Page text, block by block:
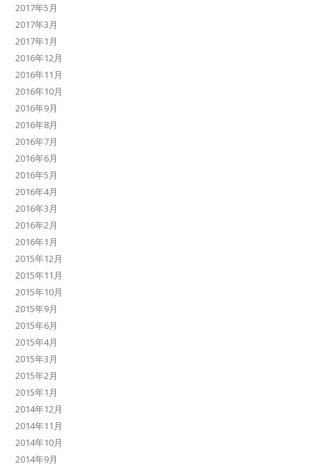
2017年5月
2017年3月
2017年1月
2016年12月
2016年11月
2016年10月
2016年9月
2016年8月
2016年7月
2016年6月
2016年5月
2016年4月
2016年3月
2016年2月
2016年1月
2015年12月
2015年11月
2015年10月
2015年9月
2015年6月
2015年4月
2015年3月
2015年2月
2015年1月
2014年12月
2014年11月
2014年10月
2014年9月